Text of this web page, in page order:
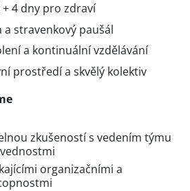
4 dny pro zdraví
stravenkový paušál
a kontinuální vzdělávání
prostředí a skvělý kolektiv
zkušeností s vedením týmu
organizačními a